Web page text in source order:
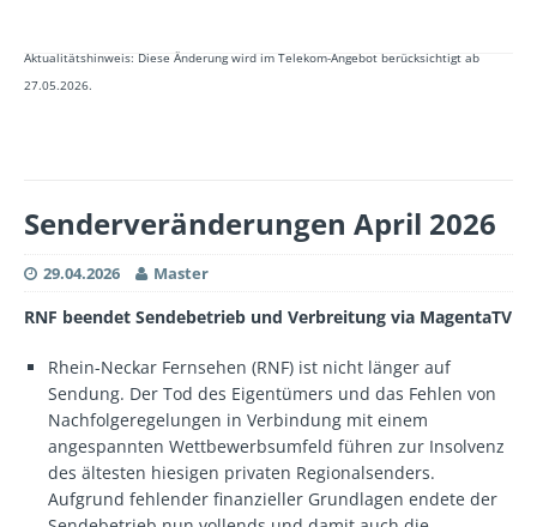
Aktualitätshinweis: Diese Änderung wird im Telekom-Angebot berücksichtigt ab
27.05.2026.
Senderveränderungen April 2026
29.04.2026 Master
RNF beendet Sendebetrieb und Verbreitung via MagentaTV
Rhein-Neckar Fernsehen (RNF) ist nicht länger auf
Sendung. Der Tod des Eigentümers und das Fehlen von
Nachfolgeregelungen in Verbindung mit einem
angespannten Wettbewerbsumfeld führen zur Insolvenz
des ältesten hiesigen privaten Regionalsenders.
Aufgrund fehlender finanzieller Grundlagen endete der